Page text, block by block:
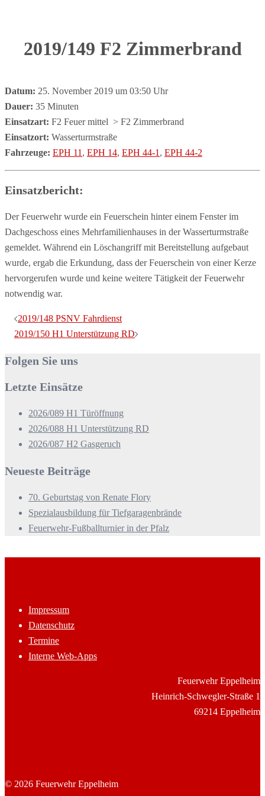
2019/149 F2 Zimmerbrand
Datum: 25. November 2019 um 03:50 Uhr
Dauer: 35 Minuten
Einsatzart: F2 Feuer mittel > F2 Zimmerbrand
Einsatzort: Wasserturmstraße
Fahrzeuge: EPH 11 , EPH 14, EPH 44-1 , EPH 44-2
Einsatzbericht:
Der Feuerwehr wurde ein Feuerschein hinter einem Fenster im
Dachgeschoss eines Mehrfamilienhauses in der Wasserturmstraße
gemeldet. Während ein Löschangriff mit Bereitstellung aufgebaut
wurde, ergab die Erkundung, dass der Feuerschein von einer Kerze
hervorgerufen wurde und keine weitere Tätigkeit der Feuerwehr
notwendig war.
Beitragsnavigation
2019/148 PSNV Fahrdienst
2019/150 H1 Unterstützung RD
Folgen Sie uns
Letzte Einsätze
2026/089 H1 Türöffnung
2026/088 H1 Unterstützung RD
2026/087 H2 Gasgeruch
Neueste Beiträge
70. Geburtstag von Renate Flory
Spezialausbildung für Tiefgaragenbrände
Feuerwehr-Fußballturnier in der Pfalz
Impressum
Datenschutz
Termine
Interne Web-Apps
Feuerwehr Eppelheim
Heinrich-Schwegler-Straße 1
69214 Eppelheim
© 2026 Feuerwehr Eppelheim